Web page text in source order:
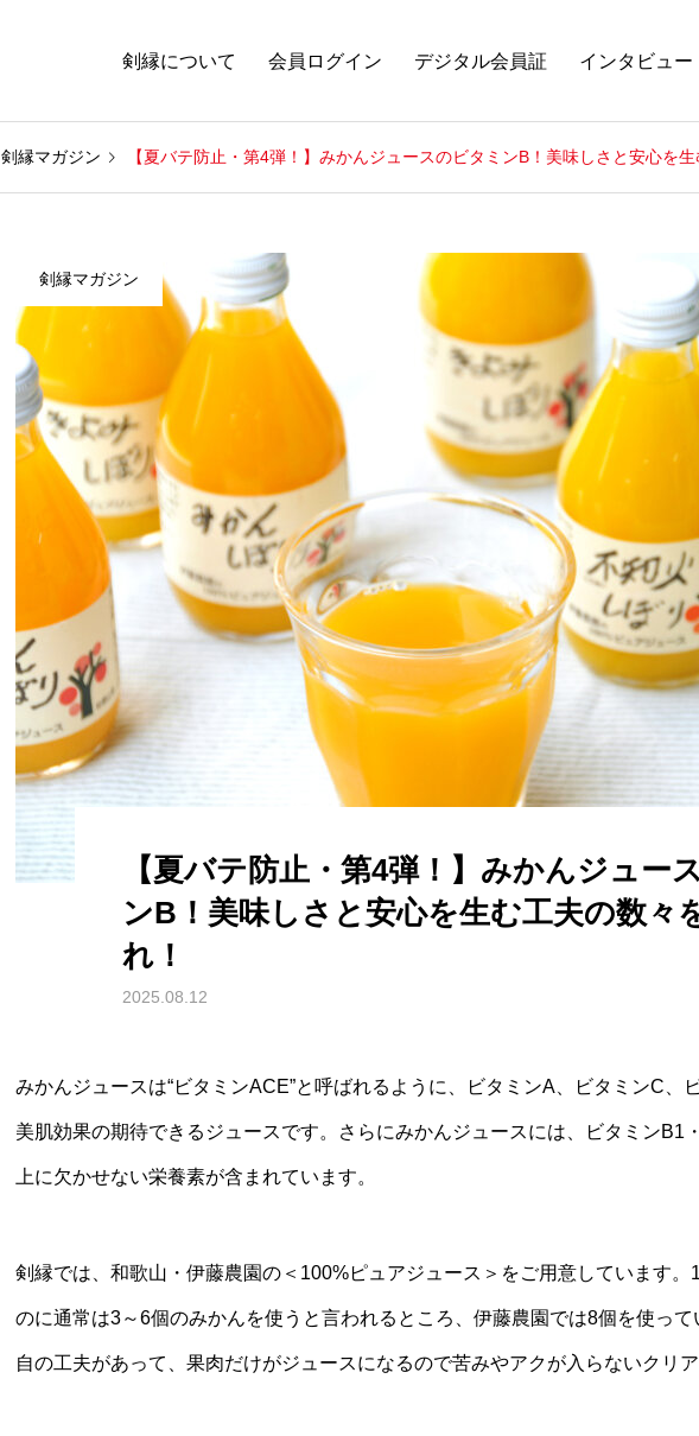
剣縁について 会員ログイン デジタル会員証 インタビュー
剣縁マガジン 【夏バテ防止・第4弾！】みかんジュースのビタミンB！美味しさと安心を
剣縁マガジン
【夏バテ防止・第4弾！】みかんジュー
ンB！美味しさと安心を生む工夫の数々
れ！
2025.08.12
みかんジュースは“ビタミンACE”と呼ばれるように、ビタミンA、ビタミンC、
美肌効果の期待できるジュースです。さらにみかんジュースには、ビタミンB1
上に欠かせない栄養素が含まれています。
剣縁では、和歌山・伊藤農園の＜100%ピュアジュース＞をご用意しています。
のに通常は3～6個のみかんを使うと言われるところ、伊藤農園では8個を使っ
自の工夫があって、果肉だけがジュースになるので苦みやアクが入らないクリア